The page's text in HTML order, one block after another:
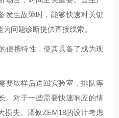
发生故障时，能够快速对关键
问题诊断提供直接线索。
便携特性，使其具备了成为现
要取样后送回实验室，排队等
。对于一些需要快速响应的情
损失。泽攸ZEM18的设计考虑